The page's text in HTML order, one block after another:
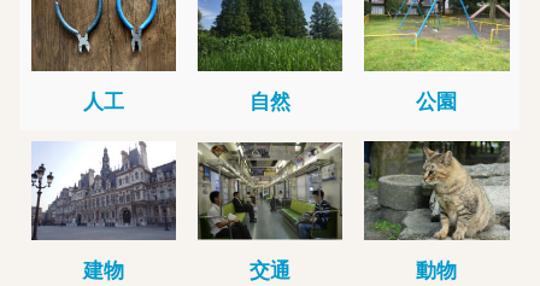
人工 自然 公園
建物 交通 動物